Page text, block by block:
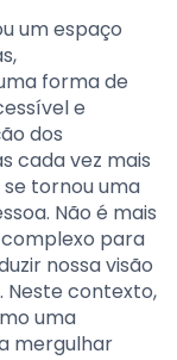
um espaço
forma de
e
dos
cada vez mais
tornou uma
Não é mais
para
nossa visão
Neste contexto,
uma
mergulhar